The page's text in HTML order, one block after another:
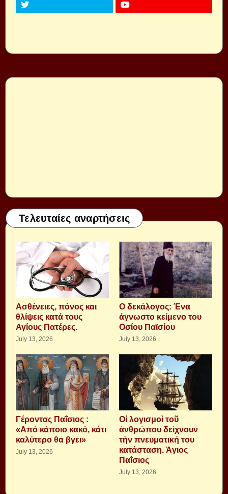
Τελευταίες αναρτήσεις
Aσθένειες, πόνος και
θλίψεις κατά τους
Αγίους Πατέρες.
July 13, 2026
Ο δεκάλογος: Ένα
άγνωστο κείμενο του
Οσίου Παϊσίου
July 13, 2026
Γέροντας Παΐσιος :
«Από κάποιο κακό, κάτι
καλύτερο θα βγει»
July 13, 2026
Οἱ λογισμοὶ τοῦ
ἀνθρώπου δείχνουν
τὴν πνευματική του
κατάσταση. Ἁγιος
Παΐσιος
July 13, 2026